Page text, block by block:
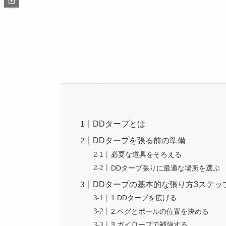
DDタープとは
DDタープを張る前の準備
必要な道具をそろえる
DDタープ張りに最適な場所を選ぶ
DDタープの基本的な張り方3ステッ
1.DDタープを広げる
2.ペグとポールの位置を決める